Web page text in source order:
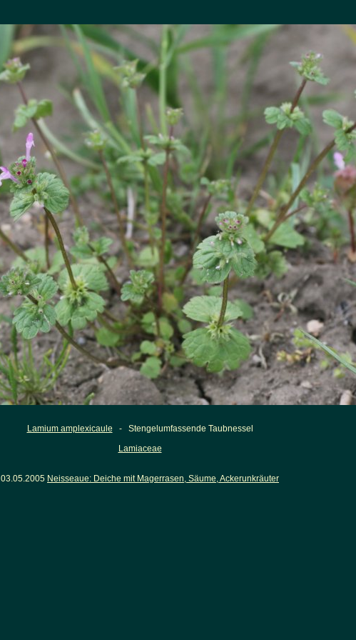
Lamium amplexicaule - Stengelumfassende Taubnessel
Lamiaceae
03.05.2005 Neisseaue: Deiche mit Magerrasen, Säume, Ackerunkräuter